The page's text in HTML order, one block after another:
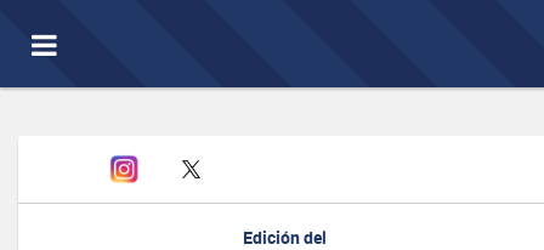
Toggle
navigation
Edición del